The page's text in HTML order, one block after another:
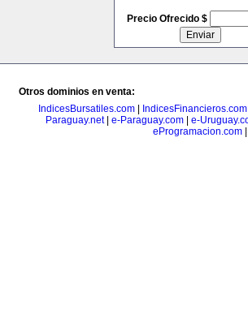
Precio Ofrecido $
Otros dominios en venta:
IndicesBursatiles.com
IndicesFinancieros.com
Paraguay.net| e-Paraguay.com| e-
eProgramacion.com